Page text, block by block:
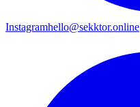
Instagramhello@sekktor.online